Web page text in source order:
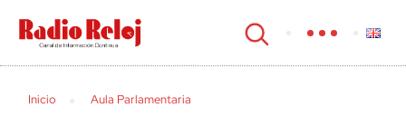
cerrar
Inicio Aula Parlamentaria